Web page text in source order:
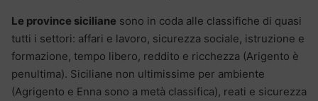
Le province siciliane sono in coda alle classifiche di quasi
tutti i settori: affari e lavoro, sicurezza sociale, istruzione e
formazione, tempo libero, reddito e ricchezza (Arigento è
penultima). Siciliane non ultimissime per ambiente
(Agrigento e Enna sono a metà classifica), reati e sicurezza